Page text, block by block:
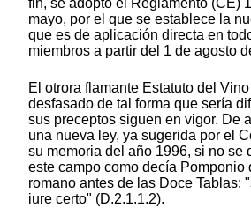
fin, se adoptó el Reglamento (CE)
mayo, por el que se establece la
que es de aplicación directa en
miembros a partir del 1 de agosto
El otrora flamante Estatuto del
desfasado de tal forma que sería
sus preceptos siguen en vigor. De
una nueva ley, ya sugerida por el
su memoria del año 1996, si no se
este campo como decía Pomponio
romano antes de las Doce Tablas:
iure certo" (D.2.1.1.2).